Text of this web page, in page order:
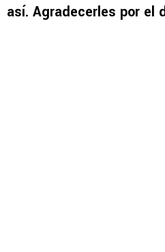
así. Agradecerles por el